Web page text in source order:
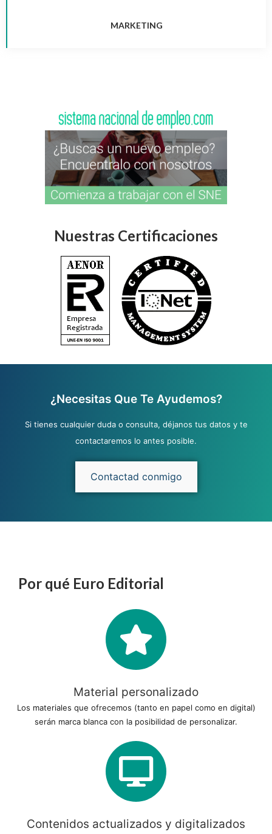
MARKETING
Nuestras Certificaciones
¿Necesitas Que Te Ayudemos?
Si tienes cualquier duda o consulta, déjanos tus datos y te
contactaremos lo antes posible.
Contactad conmigo
Por qué Euro Editorial
Material personalizado
Los materiales que ofrecemos (tanto en papel como en digital)
serán marca blanca con la posibilidad de personalizar.
Contenidos actualizados y digitalizados